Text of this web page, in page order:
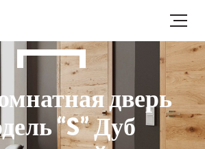
дверь
“S” Дуб